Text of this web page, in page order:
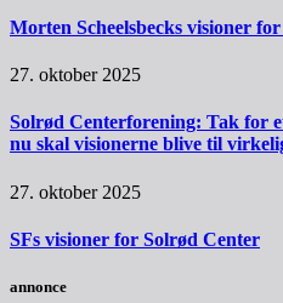
Morten Scheelsbecks visioner
27. oktober 2025
Solrød Centerforening: Tak for
nu skal visionerne blive til
27. oktober 2025
SFs visioner for Solrød Center
annonce